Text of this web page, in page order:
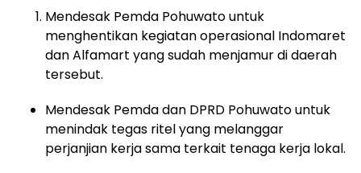
Mendesak Pemda Pohuwato untuk
menghentikan kegiatan operasional Indomaret
dan Alfamart yang sudah menjamur di daerah
tersebut.
Mendesak Pemda dan DPRD Pohuwato untuk
menindak tegas ritel yang melanggar
perjanjian kerja sama terkait tenaga kerja lokal.